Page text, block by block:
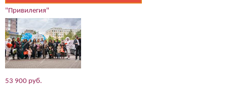
"Привилегия"
53 900 руб.